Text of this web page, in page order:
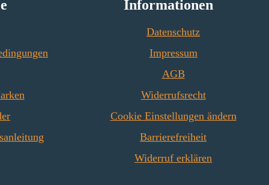
Informationen
Datenschutz
Impressum
AGB
Widerrufsrecht
Cookie Einstellungen ändern
Barrierefreiheit
Widerruf erklären